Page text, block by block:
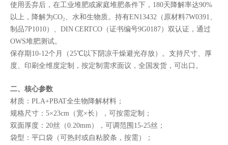
使用丢弃后，在工业堆肥或家庭堆肥条件下，180天降解率达90%
以上，降解为CO₂、水和生物质。持有EN13432（原材料7W0391、
制品7P1010）、DIN CERTCO（证书编号9G0187）双认证，通过
OWS堆肥测试。
保存期10-12个月（25℃以下阴凉干燥避光存放）。支持尺寸、厚
度、印刷全维度定制，按定制需求面议，全国发货，可出口。
二、核心参数
材质：PLA+PBAT全生物降解材料；
规格尺寸：5×23cm（宽×长），可按需定制；
双面厚度：20丝（0.20mm），可调范围15-25丝；
袋型：平口袋（可热封或自粘胶条，按需）；